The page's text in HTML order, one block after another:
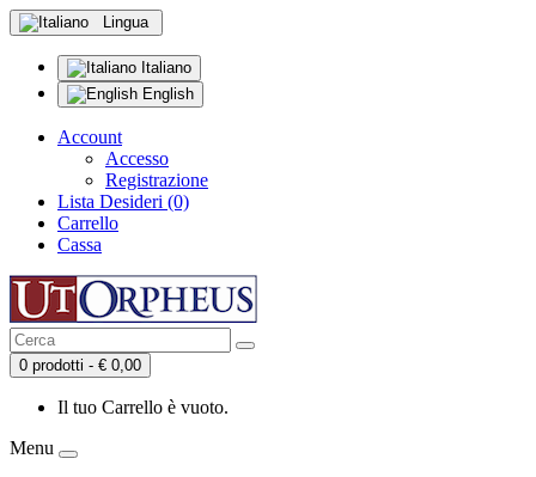
Lingua
Italiano
English
Account
Accesso
Registrazione
Lista Desideri (0)
Carrello
Cassa
0 prodotti - € 0,00
Il tuo Carrello è vuoto.
Menu